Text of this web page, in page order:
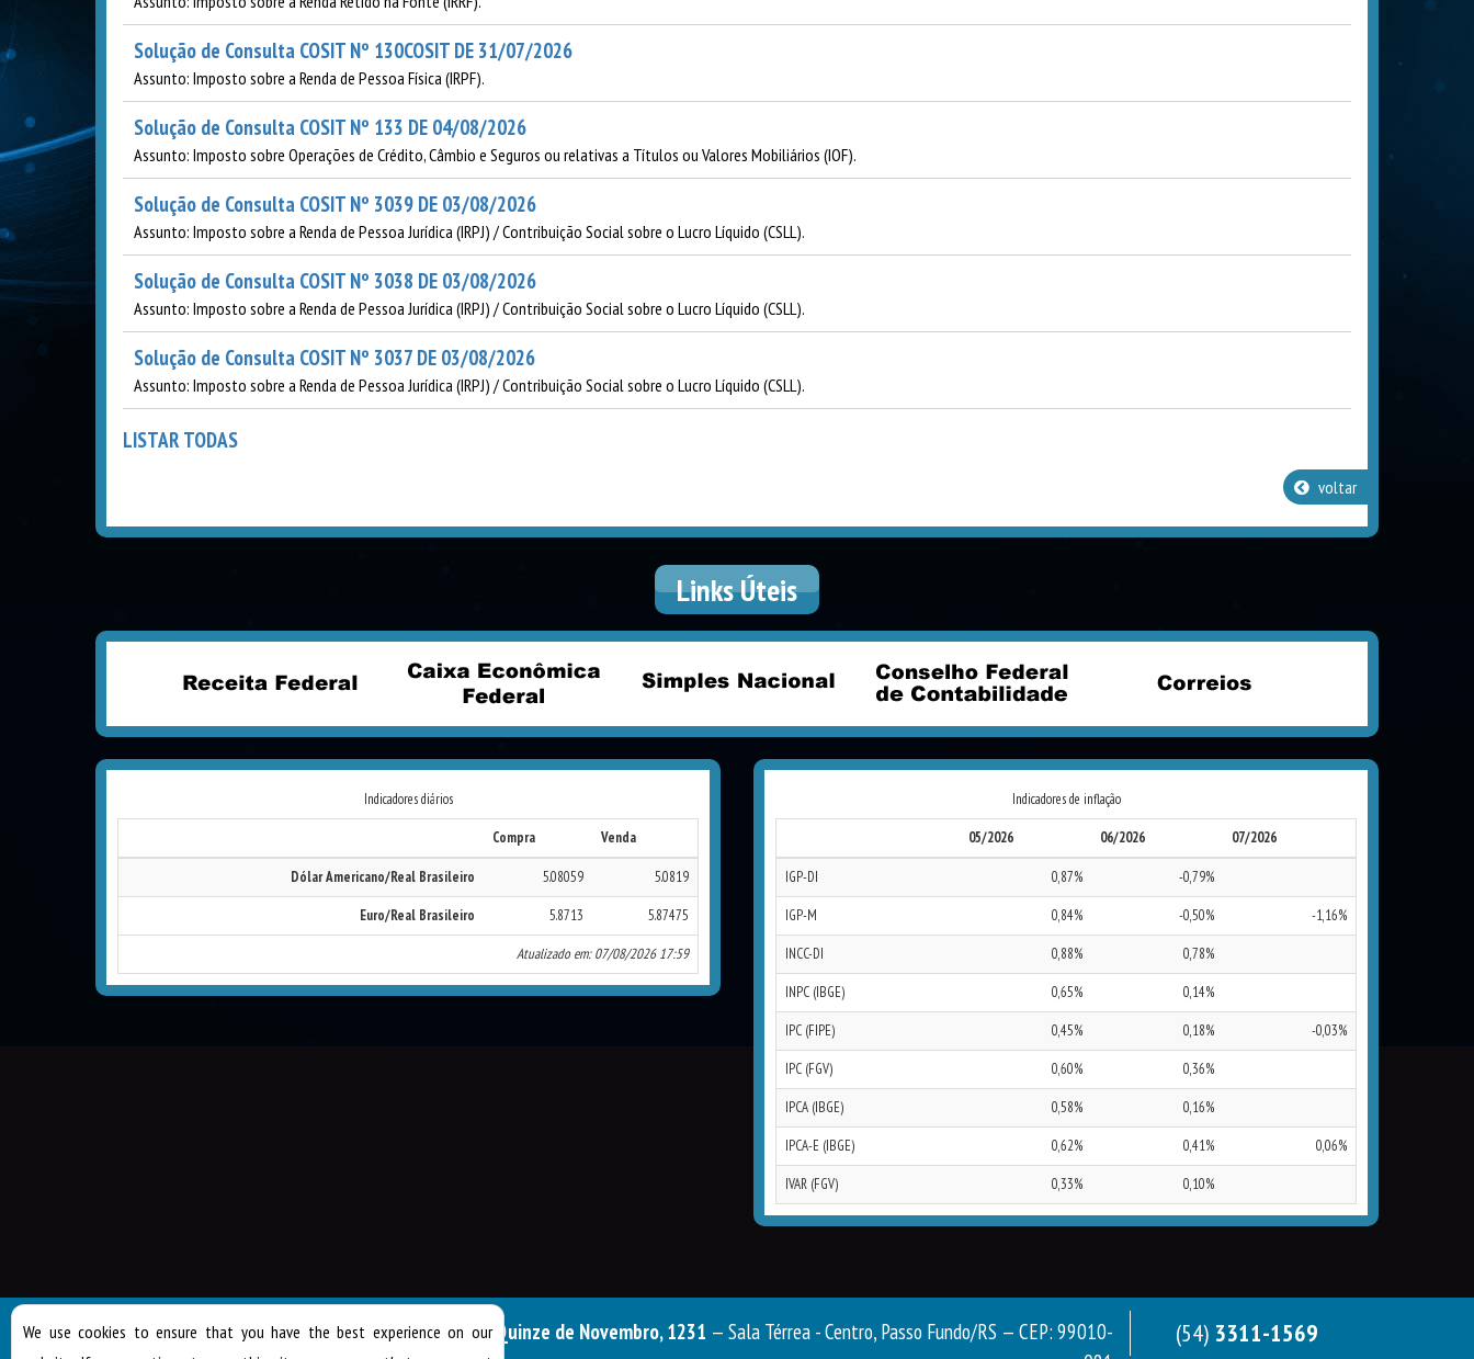
Solução de Consulta COSIT Nº 130COSIT DE 31/07/2026
Assunto: Imposto sobre a Renda de Pessoa Física (IRPF).
Solução de Consulta COSIT Nº 133 DE 04/08/2026
Assunto: Imposto sobre Operações de Crédito, Câmbio e Seguros ou relativas a Títulos ou Valores Mobiliários (IOF).
Solução de Consulta COSIT Nº 3039 DE 03/08/2026
Assunto: Imposto sobre a Renda de Pessoa Jurídica (IRPJ) / Contribuição Social sobre o Lucro Líquido (CSLL).
Solução de Consulta COSIT Nº 3038 DE 03/08/2026
Assunto: Imposto sobre a Renda de Pessoa Jurídica (IRPJ) / Contribuição Social sobre o Lucro Líquido (CSLL).
Solução de Consulta COSIT Nº 3037 DE 03/08/2026
Assunto: Imposto sobre a Renda de Pessoa Jurídica (IRPJ) / Contribuição Social sobre o Lucro Líquido (CSLL).
LISTAR TODAS
voltar
LinksÚteis
Indicadores diários
Compra Venda
Dólar Americano/Real Brasileiro 5.08059 5.0819
Euro/Real Brasileiro 5.8713 5.87475
Atualizado em: 07/08/2026 17:59
Indicadores de inflação
05/2026 06/2026 07/2026
IGP-DI 0,87% -0,79%
IGP-M 0,84% -0,50% -1,16%
INCC-DI 0,88% 0,78%
INPC (IBGE) 0,65% 0,14%
IPC (FIPE) 0,45% 0,18% -0,03%
IPC (FGV) 0,60% 0,36%
IPCA (IBGE) 0,58% 0,16%
IPCA-E (IBGE) 0,62% 0,41% 0,06%
IVAR (FGV) 0,33% 0,10%
Rua Quinze de Novembro, 1231 — Sala Térrea - Centro, Passo Fundo/RS — CEP: 99010-
(54) 3311-1569
We use cookies to ensure that you have the best experience on our